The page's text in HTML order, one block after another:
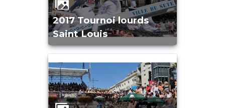
2017 Tournoi lourds
Saint Louis